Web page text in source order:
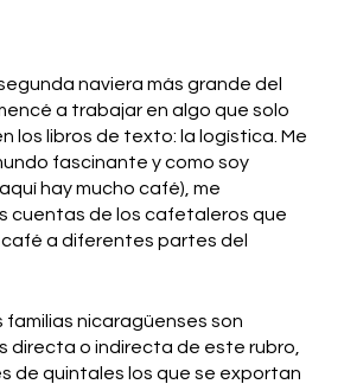
naviera más grande del
a trabajar en algo que solo
los libros de texto: la logística. Me
fascinante y como soy
hay mucho café), me
cuentas de los cafetaleros que
a diferentes partes del
familias nicaragüenses son
directa o indirecta de este rubro,
de quintales los que se exportan